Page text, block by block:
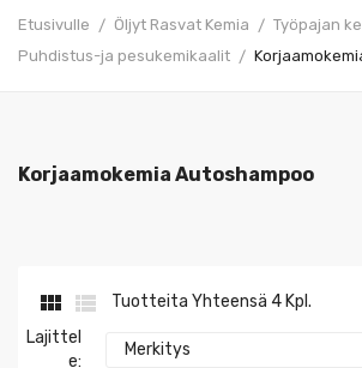
Etusivulle Öljyt Rasvat Kemia
Työpajan
Puhdistus-ja pesukemikaalit
Korjaamokemia Autoshampoo
 
Tuotteita Yhteensä 4 Kpl.
Lajittel
E:
Merkitys